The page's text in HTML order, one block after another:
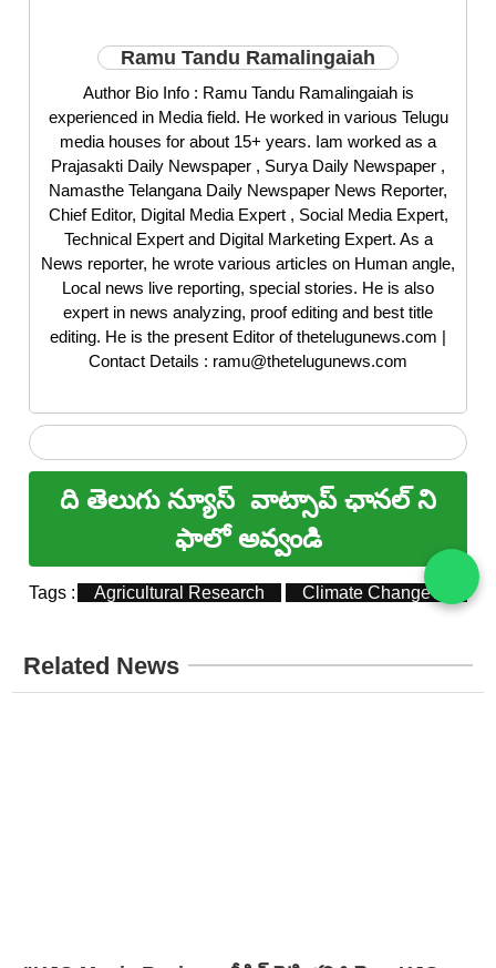
Ramu Tandu Ramalingaiah
Author Bio Info : Ramu Tandu Ramalingaiah is
experienced in Media field. He worked in various Telugu
media houses for about 15+ years. Iam worked as a
Prajasakti Daily Newspaper , Surya Daily Newspaper ,
Namasthe Telangana Daily Newspaper News Reporter,
Chief Editor, Digital Media Expert , Social Media Expert,
Technical Expert and Digital Marketing Expert. As a
News reporter, he wrote various articles on Human angle,
Local news live reporting, special stories. He is also
expert in news analyzing, proof editing and best title
editing. He is the present Editor of thetelugunews.com |
Contact Details : ramu@thetelugunews.com
ది తెలుగు న్యూస్ వాట్సాప్ ఛానల్ ని
ఫాలో అవ్వండి
Tags : Agricultural Research Climate Change
Related News